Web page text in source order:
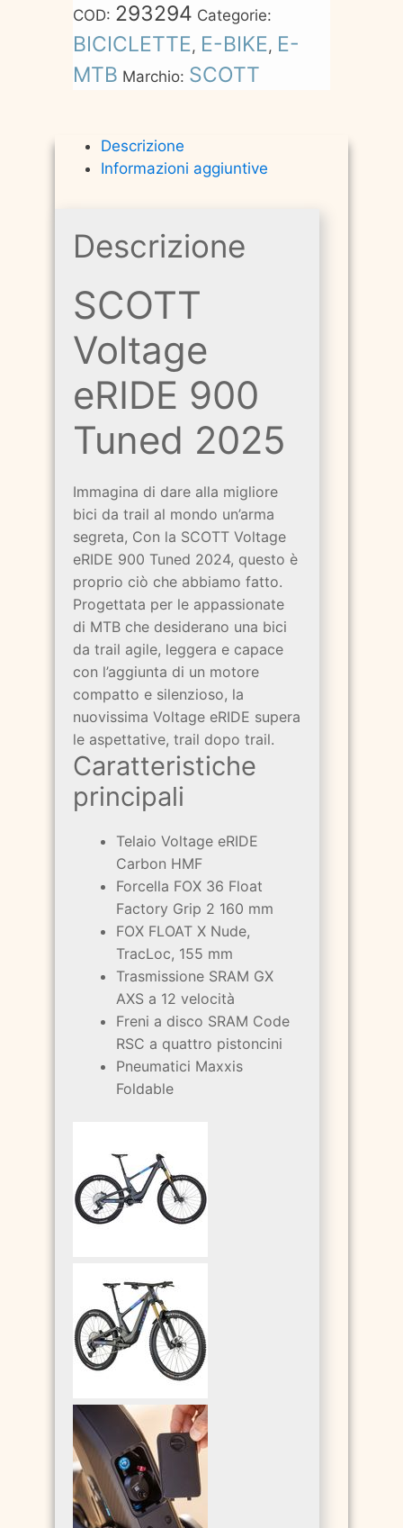
COD: 293294 Categorie:
BICICLETTE, E-BIKE, E-
MTB Marchio: SCOTT
Descrizione
Informazioni aggiuntive
Descrizione
SCOTT
Voltage
eRIDE 900
Tuned 2025
Immagina di dare alla migliore
bici da trail al mondo un’arma
segreta, Con la SCOTT Voltage
eRIDE 900 Tuned 2024, questo è
proprio ciò che abbiamo fatto.
Progettata per le appassionate
di MTB che desiderano una bici
da trail agile, leggera e capace
con l’aggiunta di un motore
compatto e silenzioso, la
nuovissima Voltage eRIDE supera
le aspettative, trail dopo trail.
Caratteristiche
principali
Telaio Voltage eRIDE
Carbon HMF
Forcella FOX 36 Float
Factory Grip 2 160 mm
FOX FLOAT X Nude,
TracLoc, 155 mm
Trasmissione SRAM GX
AXS a 12 velocità
Freni a disco SRAM Code
RSC a quattro pistoncini
Pneumatici Maxxis
Foldable